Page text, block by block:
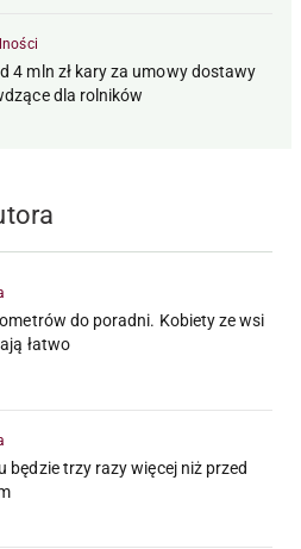
4 mln zł kary za umowy dostawy
dla rolników
do poradni. Kobiety ze wsi
łatwo
będzie trzy razy więcej niż przed